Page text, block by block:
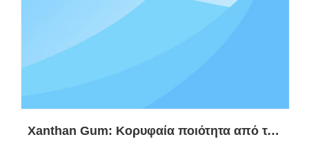
Xanthan Gum: Κορυφαία ποιότητα από τον κορυφαίο κατασκευαστή της Κίνας